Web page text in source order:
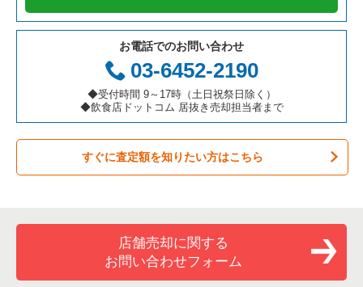
テイクアウトの居抜き売却物件の案件一覧
お弁当・惣菜・デリの居抜き売却物件の案件一覧
カラオケ・パブ・スナックの居抜き売却物件の案件一覧
バーの居抜き売却物件の案件一覧
居酒屋・ダイニングバーの居抜き売却物件の案件一覧
洋食の居抜き売却物件の案件一覧
岐阜県の飲食店の居抜き売却物件の案件一覧
三重県の飲食店の居抜き売却物件の案件一覧
豊中市の飲食店の居抜き売却物件の案件一覧
大阪市都島区の飲食店の居抜き売却物件の案件一覧
大阪市阿倍野区の飲食店の居抜き売却物件の案件一覧
東大阪市の飲食店の居抜き売却物件の案件一覧
吹田市の飲食店の居抜き売却物件の案件一覧
大阪市東住吉区の飲食店の居抜き売却物件の案件一覧
大阪府の鉄板焼き・お好み焼の居抜き売却物件の案件一覧
大阪府のアジア料理の居抜き売却物件の案件一覧
大阪府のカフェの居抜き売却物件の案件一覧
大阪府のテイクアウトの居抜き売却物件の案件一覧
大阪府のお弁当・惣菜・デリの居抜き売却物件の案件一覧
大阪府のバーの居抜き売却物件の案件一覧
大阪府の居酒屋・ダイニングバーの居抜き売却物件の案件一覧
なんば駅のカラオケ・パブ・スナックの居抜き売却物件の案件
なんば駅のバーの居抜き売却物件の案件一覧
なんば駅の居酒屋・ダイニングバーの居抜き売却物件の案件一
覧
なんば駅の和食の居抜き売却物件の案件一覧
お電話でのお問い合わせ
03-6452-2190
◆受付時間 9～17時（土日祝祭日除く）
◆飲食店ドットコム 居抜き売却担当者まで
すぐに査定額を知りたい方はこちら
店舗売却に関する
お問い合わせフォーム